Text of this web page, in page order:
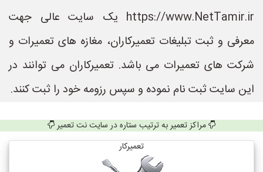
https://www.NetTamir.ir یک سایت عالی جهت
معرفی و ثبت تبلیغات تعمیرکاران، مغازه های تعمیرات و
شرکت های تعمیرات می باشد. تعمیرکاران می توانند در
این سایت ثبت نام نموده و سپس رزومه خود را ثبت کنند.
مراکز تعمیر به ترتیب ستاره در سایت نت تعمیر
تعمیرکار